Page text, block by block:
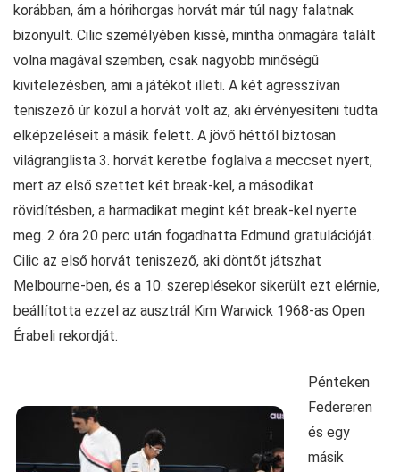
korábban, ám a hórihorgas horvát már túl nagy falatnak
bizonyult. Cilic személyében kissé, mintha önmagára talált
volna magával szemben, csak nagyobb minőségű
kivitelezésben, ami a játékot illeti. A két agresszívan
teniszező úr közül a horvát volt az, aki érvényesíteni tudta
elképzeléseit a másik felett. A jövő héttől biztosan
világranglista 3. horvát keretbe foglalva a meccset nyert,
mert az első szettet két break-kel, a másodikat
rövidítésben, a harmadikat megint két break-kel nyerte
meg. 2 óra 20 perc után fogadhatta Edmund gratulációját.
Cilic az első horvát teniszező, aki döntőt játszhat
Melbourne-ben, és a 10. szereplésekor sikerült ezt elérnie,
beállította ezzel az ausztrál Kim Warwick 1968-as Open
Érabeli rekordját.
Pénteken
Federeren
és egy
másik